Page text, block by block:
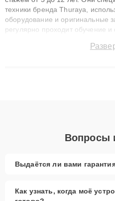
техники бренда Thuraya,
оборудование и оригинальные
регулярно проходит обучение
технику с сохранением
Вопросы
Выдаётся ли вами
Как узнать, когда моё